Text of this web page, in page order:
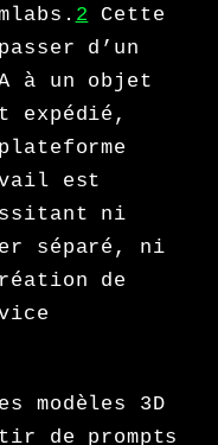
2 Cette
d’un
à un objet
expédié,
est
ni
séparé, ni
de
modèles 3D
de prompts